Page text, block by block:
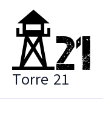
contenuto
Torre 21